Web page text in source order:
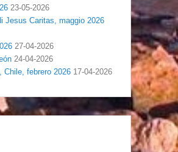
23-05-2026
Jesus Caritas, maggio 2026
27-04-2026
24-04-2026
Chile, febrero 2026 17-04-2026